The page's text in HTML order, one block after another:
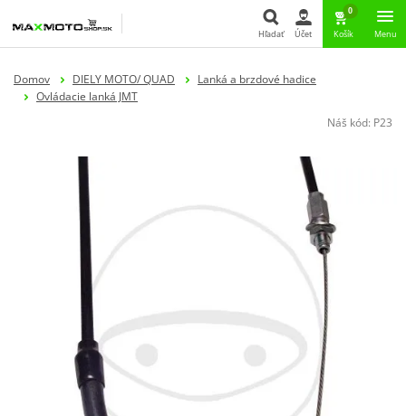
Hľadať Účet
0
Košík Menu
Domov DIELY MOTO/ QUAD
Lanká a brzdové hadice
Ovládacie lanká JMT
Náš kód: P23